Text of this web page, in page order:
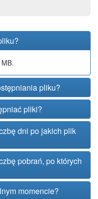
pliku?
pliki?
dni po jakich plik
pobrań, po których
momencie?